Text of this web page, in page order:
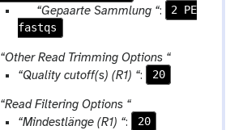
p
a
a
m
-
c
“Gepaarte Sammlung “:
2 PE
fastqs
“Other Read Trimming Options “
“Quality cutoff(s) (R1) “: 20
“Read Filtering Options “
“Mindestlänge (R1) “: 20